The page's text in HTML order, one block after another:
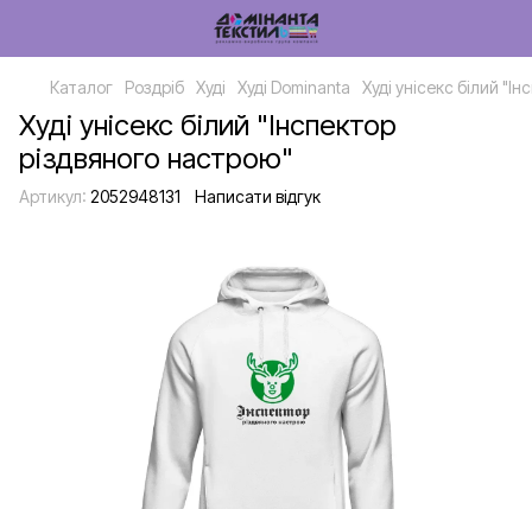
Каталог Роздріб Худі Худі Dominanta Худі унісекс білий
Худі унісекс білий "Інспектор
різдвяного настрою"
Артикул: 2052948131 Написати відгук